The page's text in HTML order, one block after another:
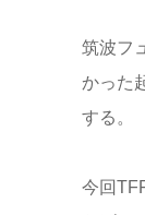
筑波フ
かった
する。
今回